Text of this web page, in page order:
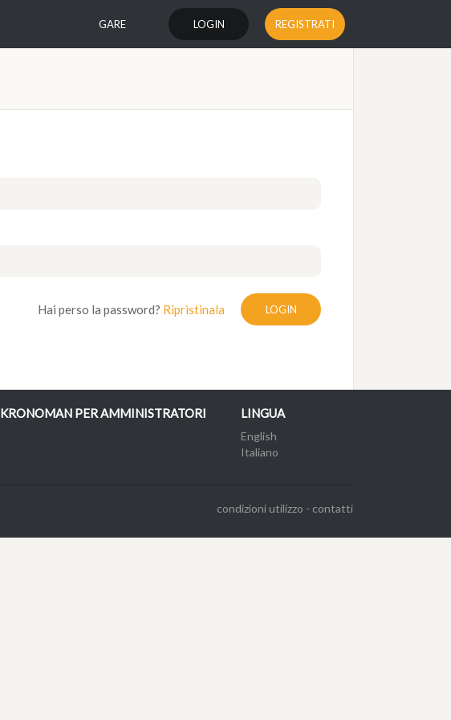
REGISTRATI
LOGIN
GARE
LOGIN
Hai perso la password? Ripristinala
KRONOMAN PER AMMINISTRATORI LINGUA
English
Italiano
condizioni utilizzo - contatti